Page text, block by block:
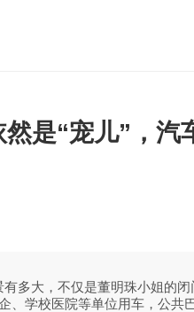
是“宠儿”，汽
多大，不仅是董明珠小姐的
、学校医院等单位用车，公